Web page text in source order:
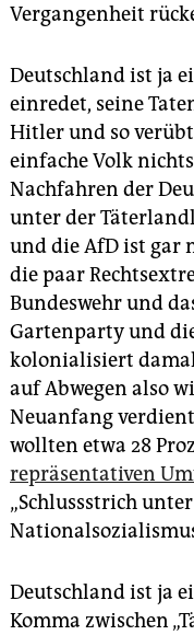
epaper login
Vergangenheit
Deutschland ist ja
einredet, seine
Hitler und so
einfache Volk
Nachfahren der
unter der
und die AfD ist gar
die paar
Bundeswehr und
Gartenparty und
kolonialisiert
auf Abwegen also
Neuanfang
wollten etwa 28
repräsentativen
„Schlussstrich
Deutschland ist ja
Komma zwischen